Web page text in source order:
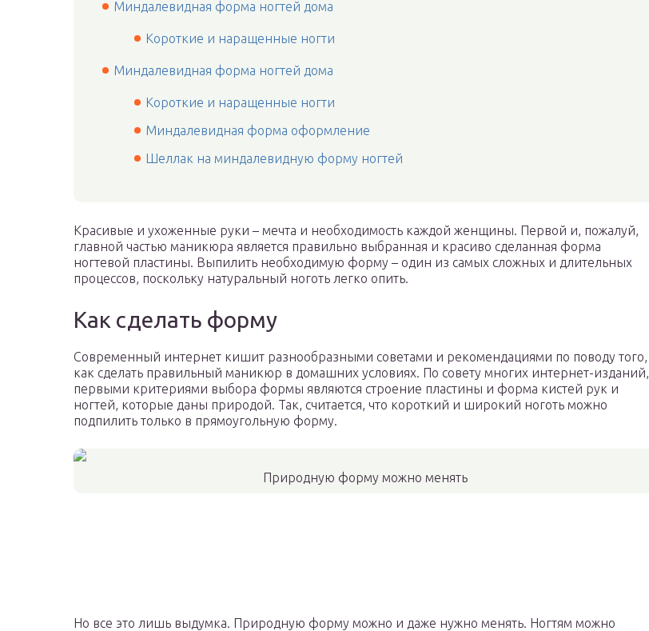
Миндалевидная форма ногтей дома
Короткие и наращенные ногти
Миндалевидная форма ногтей дома
Короткие и наращенные ногти
Миндалевидная форма оформление
Шеллак на миндалевидную форму ногтей
Красивые и ухоженные руки – мечта и необходимость каждой женщины. Первой и, пожалуй,
главной частью маникюра является правильно выбранная и красиво сделанная форма
ногтевой пластины. Выпилить необходимую форму – один из самых сложных и длительных
процессов, поскольку натуральный ноготь легко опить.
Как сделать форму
Современный интернет кишит разнообразными советами и рекомендациями по поводу того,
как сделать правильный маникюр в домашних условиях. По совету многих интернет-изданий,
первыми критериями выбора формы являются строение пластины и форма кистей рук и
ногтей, которые даны природой. Так, считается, что короткий и широкий ноготь можно
подпилить только в прямоугольную форму.
Природную форму можно менять
Но все это лишь выдумка. Природную форму можно и даже нужно менять. Ногтям можно